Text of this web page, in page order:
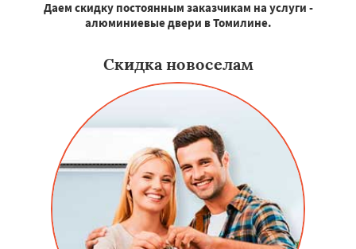
Даем скидку постоянным заказчикам на услуги -
алюминиевые двери в Томилине.
Скидка новоселам